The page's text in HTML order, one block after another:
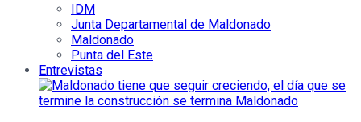
IDM
Junta Departamental de Maldonado
Maldonado
Punta del Este
Entrevistas